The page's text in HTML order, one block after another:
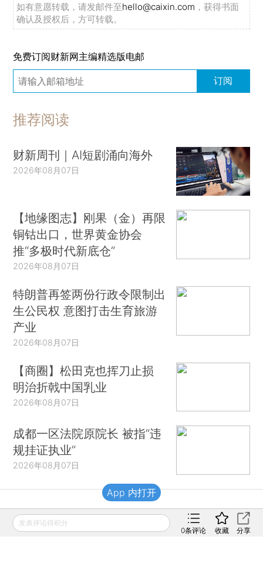
如有意愿转载，请发邮件至hello@caixin.com ，获得书面
确认及授权后，方可转载。
免费订阅财新网主编精选版电邮
订阅
推荐阅读
财新周刊｜AI短剧涌向海外
2026年08月07日
【地缘图志】刚果（金）再限
铜钴出口，世界黄金协会
推“多极时代新底仓”
2026年08月07日
特朗普再签两份行政令限制出
生公民权 意图打击生育旅游
产业
2026年08月07日
【商圈】松田克也挥刀止损
明治折戟中国乳业
2026年08月07日
成都一区法院原院长 被指“违
规挂证执业”
2026年08月07日
财新移动
发表评论得积分
0条评论 收藏 分享
App 内打开